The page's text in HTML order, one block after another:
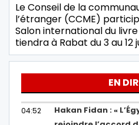
Le Conseil de la
l’étranger (CCME)
Salon international du livre
tiendra à Rabat du 3 au 12
EN
04:52
Hakan Fidan : «